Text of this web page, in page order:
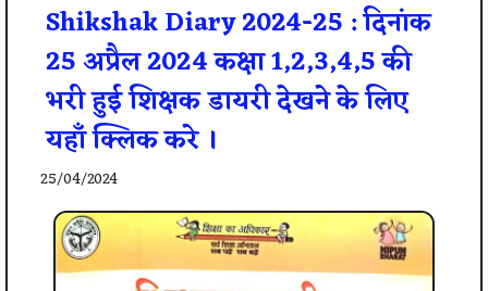
Shikshak Diary 2024-25 : दिनांक
25 अप्रैल 2024 कक्षा 1,2,3,4,5 की
भरी हुई शिक्षक डायरी देखने के लिए
यहाँ क्लिक करे ।
25/04/2024